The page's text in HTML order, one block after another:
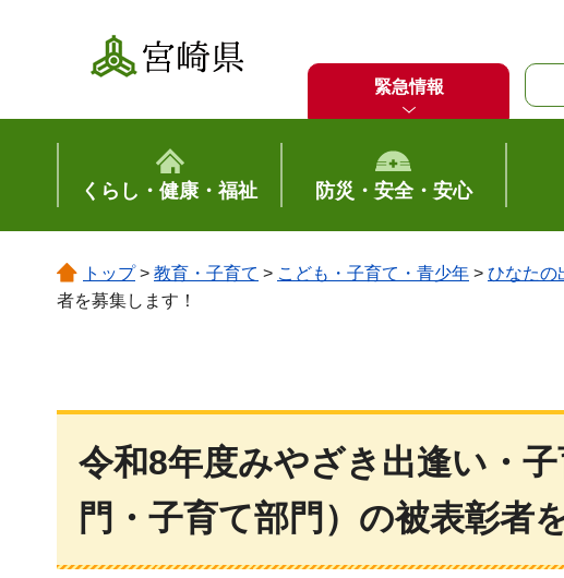
宮崎県
緊急情報
くらし・健康・福祉 防災・安全・安心
トップ> 教育・子育て > こども・子育て・青少年 > ひなたの
者を募集します！
令和8年度みやざき出逢い・
門・子育て部門）の被表彰者